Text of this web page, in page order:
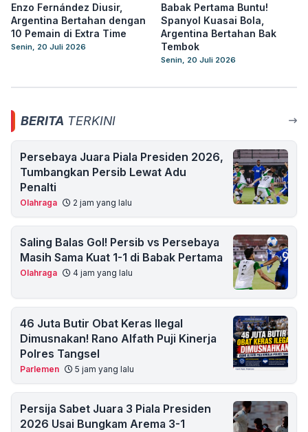
Enzo Fernández Diusir,
Argentina Bertahan dengan
10 Pemain di Extra Time
Senin, 20 Juli 2026
Babak Pertama Buntu!
Spanyol Kuasai Bola,
Argentina Bertahan Bak
Tembok
Senin, 20 Juli 2026
BERITA TERKINI
Persebaya Juara Piala Presiden 2026,
Tumbangkan Persib Lewat Adu
Penalti
Olahraga 2 jam yang lalu
Saling Balas Gol! Persib vs Persebaya
Masih Sama Kuat 1-1 di Babak Pertama
Olahraga 4 jam yang lalu
46 Juta Butir Obat Keras Ilegal
Dimusnakan! Rano Alfath Puji Kinerja
Polres Tangsel
Parlemen 5 jam yang lalu
Persija Sabet Juara 3 Piala Presiden
2026 Usai Bungkam Arema 3-1